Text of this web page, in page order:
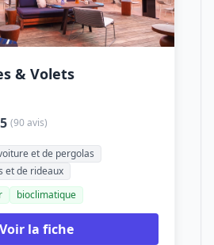
& Volets
(90 avis)
et de pergolas
et de rideaux
bioclimatique
Voir la fiche